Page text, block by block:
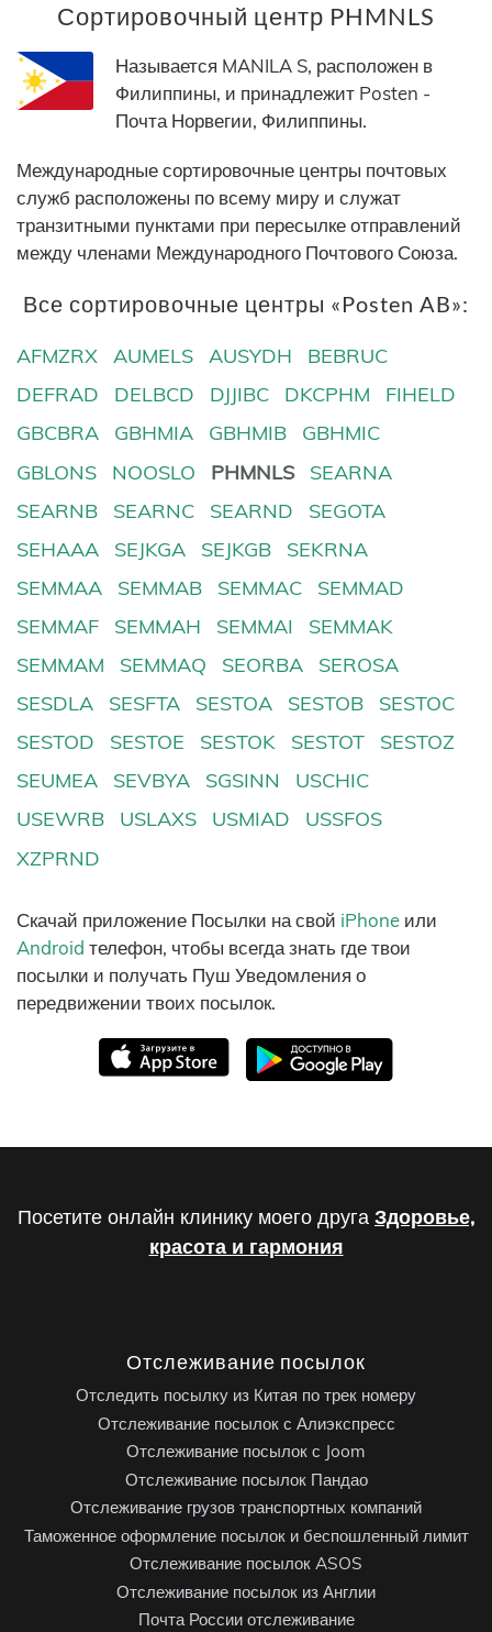
Сортировочный центр PHMNLS
Называется MANILA S, расположен в
Филиппины, и принадлежит Posten -
Почта Норвегии, Филиппины.
Международные сортировочные центры почтовых
служб расположены по всему миру и служат
транзитными пунктами при пересылке отправлений
между членами Международного Почтового Союза.
Все сортировочные центры «Posten AB»:
AFMZRX AUMELS AUSYDH
BEBRUC
DEFRAD
DELBCD DJJIBC DKCPHM
FIHELD
GBCBRA
GBHMIA GBHMIB
GBHMIC
GBLONS
NOOSLO PHMNLS
SEARNA
SEARNB
SEARNC SEARND
SEGOTA
SEHAAA
SEJKGA SEJKGB
SEKRNA
SEMMAA
SEMMAB SEMMAC
SEMMAD
SEMMAF
SEMMAH SEMMAI
SEMMAK
SEMMAM
SEMMAQ SEORBA
SEROSA
SESDLA
SESFTA SESTOA SESTOB
SESTOC
SESTOD
SESTOE SESTOK SESTOT
SESTOZ
SEUMEA
SEVBYA SGSINN
USCHIC
USEWRB
USLAXS USMIAD
USSFOS
XZPRND
Скачай приложение Посылки на свой iPhone или
Android телефон, чтобы всегда знать где твои
посылки и получать Пуш Уведомления о
передвижении твоих посылок.
Посетите онлайн клинику моего друга Здоровье,
красота и гармония
Отслеживание посылок
Отследить посылку из Китая по трек номеру
Отслеживание посылок с Алиэкспресс
Отслеживание посылок с Joom
Отслеживание посылок Пандао
Отслеживание грузов транспортных компаний
Таможенное оформление посылок и беспошленный лимит
Отслеживание посылок ASOS
Отслеживание посылок из Англии
Почта России отслеживание